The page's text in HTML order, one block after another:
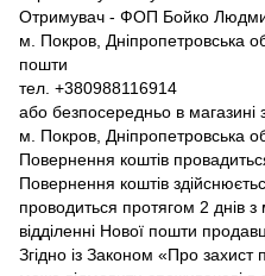
Отримувач - ФОП Бойко
м. Покров, Дніпропетровська
пошти
тел. +380988116914
або безпосередньо в
м. Покров, Дніпропетровська
Повернення коштів
Повернення коштів
проводиться протягом 2 днів
відділенні Нової пошти
Згідно із Законом «Про захист